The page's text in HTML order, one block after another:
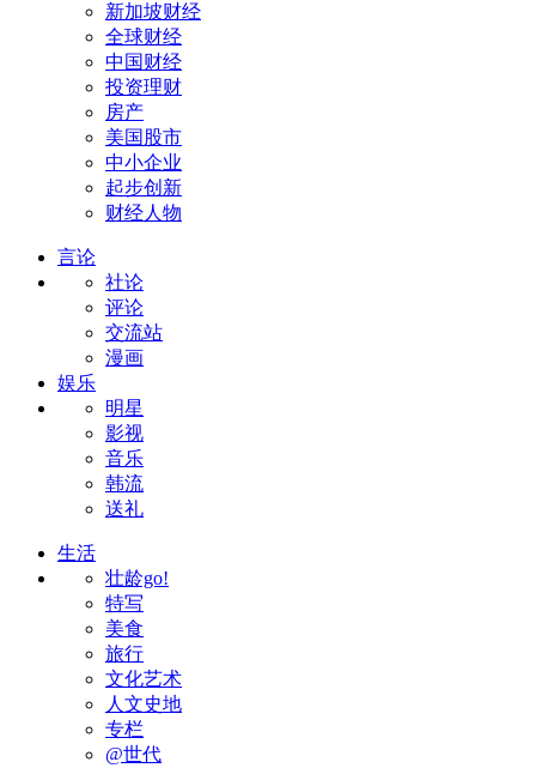
新加坡财经
全球财经
中国财经
投资理财
房产
美国股市
中小企业
起步创新
财经人物
言论
社论
评论
交流站
漫画
娱乐
明星
影视
音乐
韩流
送礼
生活
壮龄go!
特写
美食
旅行
文化艺术
人文史地
专栏
@世代